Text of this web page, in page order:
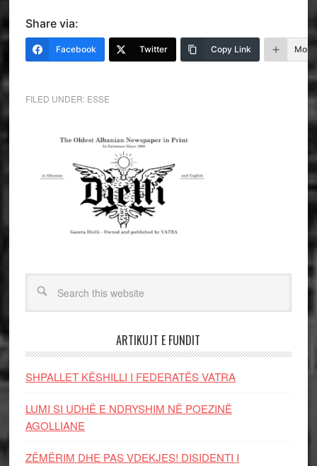
Share via:
Facebook Twitter Copy Link More
FILED UNDER: ESSE
ARTIKUJT E FUNDIT
SHPALLET KËSHILLI I FEDERATËS VATRA
LUMI SI UDHË E NDRYSHIM NË POEZINË
AGOLLIANE
ZËMËRIM DHE PAS VDEKJES! DISIDENTI I